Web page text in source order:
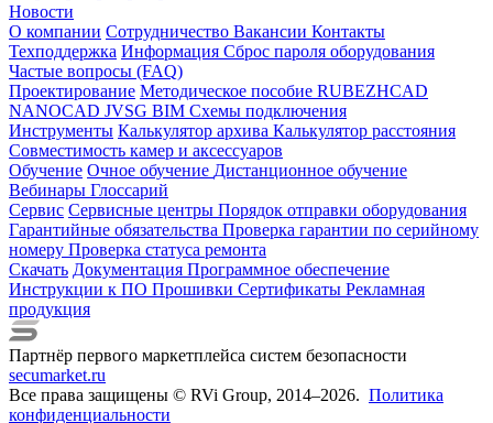
Новости
О компании Cотрудничество Вакансии Контакты
Техподдержка Информация Сброс пароля оборудования
Частые вопросы (FAQ)
Проектирование Методическое пособие RUBEZHCAD
NANOCAD JVSG BIM Схемы подключения
Инструменты Калькулятор архива Калькулятор расстояния
Совместимость камер и аксессуаров
Обучение Очное обучение Дистанционное обучение
Вебинары Глоссарий
Сервис Сервисные центры Порядок отправки оборудования
Гарантийные обязательства Проверка гарантии по серийному
номеру Проверка статуса ремонта
Скачать Документация Программное обеспечение
Инструкции к ПО Прошивки Сертификаты Рекламная
продукция
Партнёр первого маркетплейса систем безопасности
secumarket.ru
Все права защищены © RVi Group, 2014–2026. Политика
конфиденциальности